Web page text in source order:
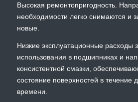
Высокая ремонтопригодность.
необходимости легко снимаются и
новые.
Низкие эксплуатационные расходы
использования в подшипниках и
консистентной смазки,
состояние поверхностей в течение
времени.